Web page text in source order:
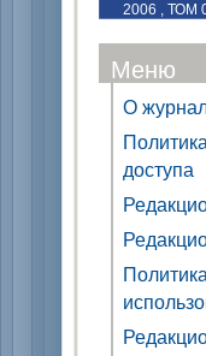
2006 , ТОМ
Меню
О
доступа